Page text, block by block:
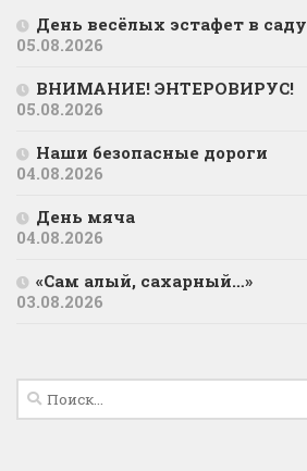
День весёлых эстафет в саду
05.08.2026
ВНИМАНИЕ! ЭНТЕРОВИРУС!
05.08.2026
Наши безопасные дороги
04.08.2026
День мяча
04.08.2026
«Сам алый, сахарный…»
03.08.2026
Найти: